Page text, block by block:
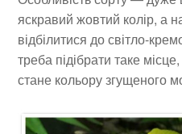
яскравий жовтий колір, а
відбілитися до світло-
треба підібрати таке
стане кольору згущеного